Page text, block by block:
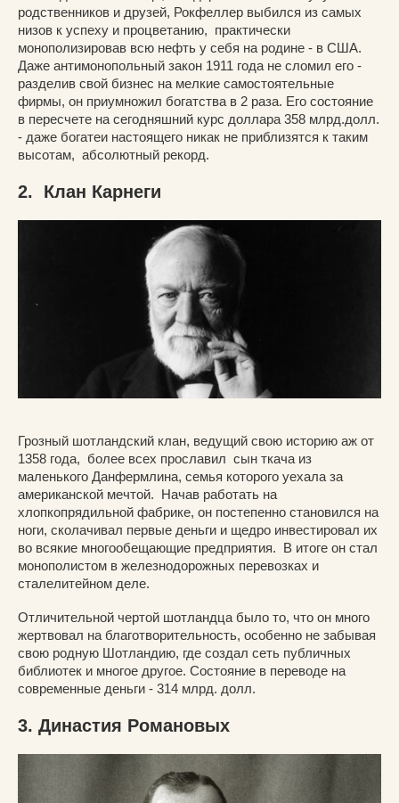
родственников и друзей, Рокфеллер выбился из самых
низов к успеху и процветанию, практически
монополизировав всю нефть у себя на родине - в США.
Даже антимонопольный закон 1911 года не сломил его -
разделив свой бизнес на мелкие самостоятельные
фирмы, он приумножил богатства в 2 раза. Его состояние
в пересчете на сегодняшний курс доллара 358 млрд.долл.
- даже богатеи настоящего никак не приблизятся к таким
высотам, абсолютный рекорд.
2. Клан Карнеги
Грозный шотландский клан, ведущий свою историю аж от
1358 года, более всех прославил сын ткача из
маленького Данфермлина, семья которого уехала за
американской мечтой. Начав работать на
хлопкопрядильной фабрике, он постепенно становился на
ноги, сколачивал первые деньги и щедро инвестировал их
во всякие многообещающие предприятия. В итоге он стал
монополистом в железнодорожных перевозках и
сталелитейном деле.
Отличительной чертой шотландца было то, что он много
жертвовал на благотворительность, особенно не забывая
свою родную Шотландию, где создал сеть публичных
библиотек и многое другое. Состояние в переводе на
современные деньги - 314 млрд. долл.
3. Династия Романовых